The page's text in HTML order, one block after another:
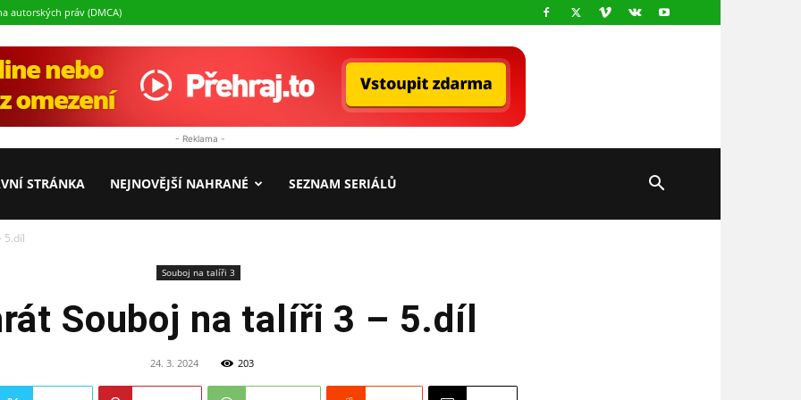
autorských práv (DMCA)
- Reklama -
STRÁNKA NEJNOVĚJŠÍ NAHRANÉ SEZNAM SERIÁLŮ
5.díl
Souboj na talíři 3
Souboj na talíři 3 – 5.díl
24. 3. 2024 203